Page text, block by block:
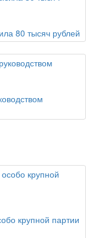
80 тысяч рублей
крупной партии